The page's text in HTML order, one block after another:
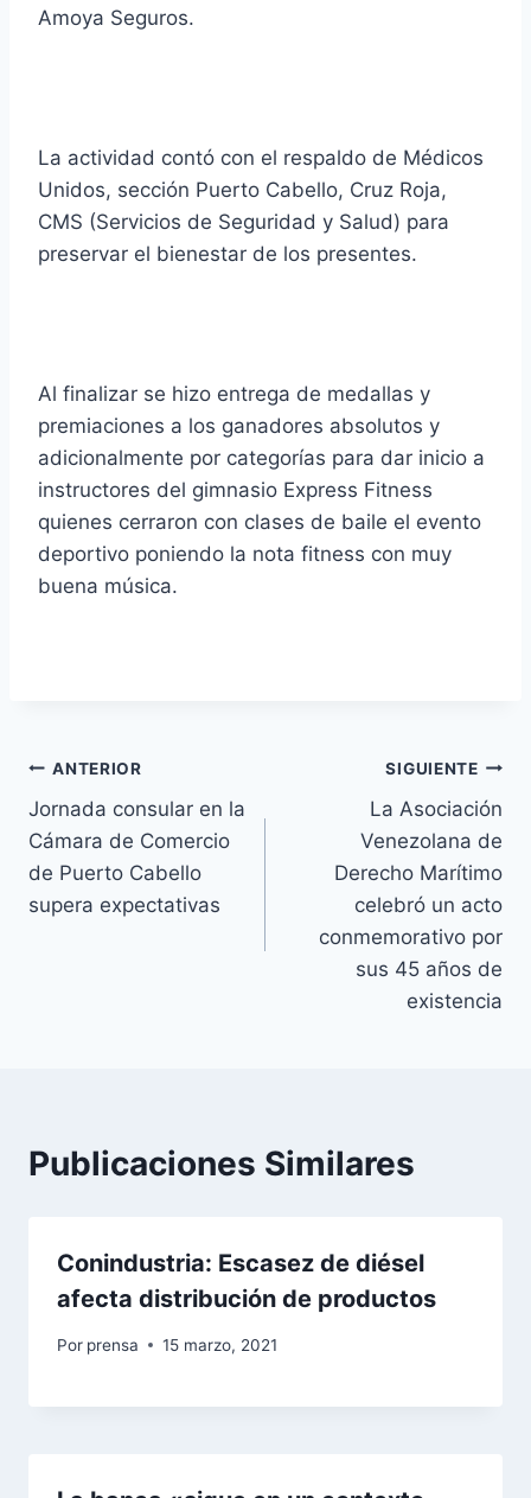
Amoya Seguros.
La actividad contó con el respaldo de Médicos
Unidos, sección Puerto Cabello, Cruz Roja,
CMS (Servicios de Seguridad y Salud) para
preservar el bienestar de los presentes.
Al finalizar se hizo entrega de medallas y
premiaciones a los ganadores absolutos y
adicionalmente por categorías para dar inicio a
instructores del gimnasio Express Fitness
quienes cerraron con clases de baile el evento
deportivo poniendo la nota fitness con muy
buena música.
Navegación
de
entradas
ANTERIOR
Jornada consular en la
Cámara de Comercio
de Puerto Cabello
supera expectativas
SIGUIENTE
La Asociación
Venezolana de
Derecho Marítimo
celebró un acto
conmemorativo por
sus 45 años de
existencia
Publicaciones Similares
Conindustria: Escasez de diésel
afecta distribución de productos
Por prensa 15 marzo, 2021